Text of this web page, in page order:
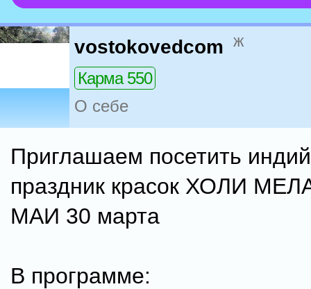
vostokovedcom ж
Карма 550
О себе
Приглашаем посетить
праздник красок ХОЛИ
МАИ 30 марта
В программе: